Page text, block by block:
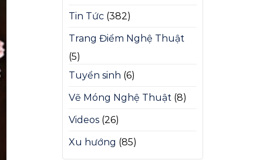
Tin Tức (382)
Trang Điểm Nghệ Thuật
(5)
Tuyển sinh (6)
Vẽ Móng Nghệ Thuật (8)
Videos (26)
Xu hướng (85)